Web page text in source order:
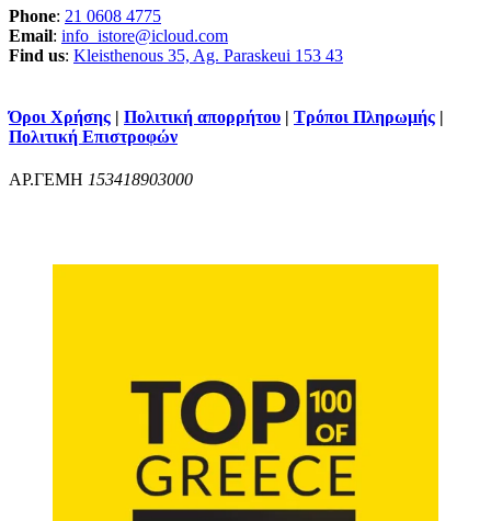
Phone: 21 0608 4775
Email: info_istore@icloud.com
Find us: Kleisthenous 35, Ag. Paraskeui 153 43
Όροι Χρήσης | Πολιτική απορρήτου | Τρόποι Πληρωμής |
Πολιτική Επιστροφών
ΑΡ.ΓΕΜΗ 153418903000